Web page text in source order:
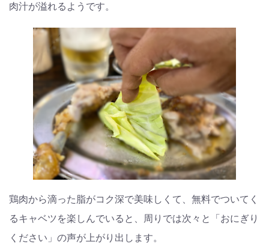
肉汁が溢れるようです。
鶏肉から滴った脂がコク深で美味しくて、無料でついてく
るキャベツを楽しんでいると、周りでは次々と「おにぎり
ください」の声が上がり出します。